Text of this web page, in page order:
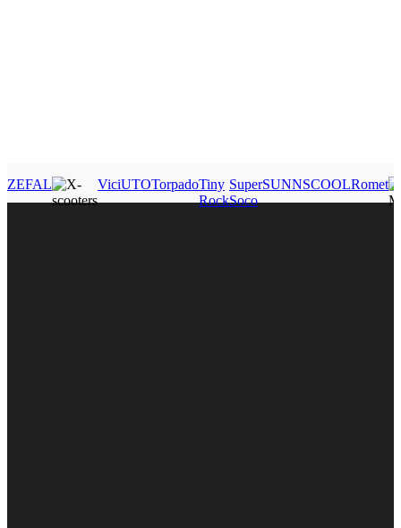
ZEFAL ViciUTOTorpadoTiny
Rock
Super
Soco
SUNNSCOOLRomet